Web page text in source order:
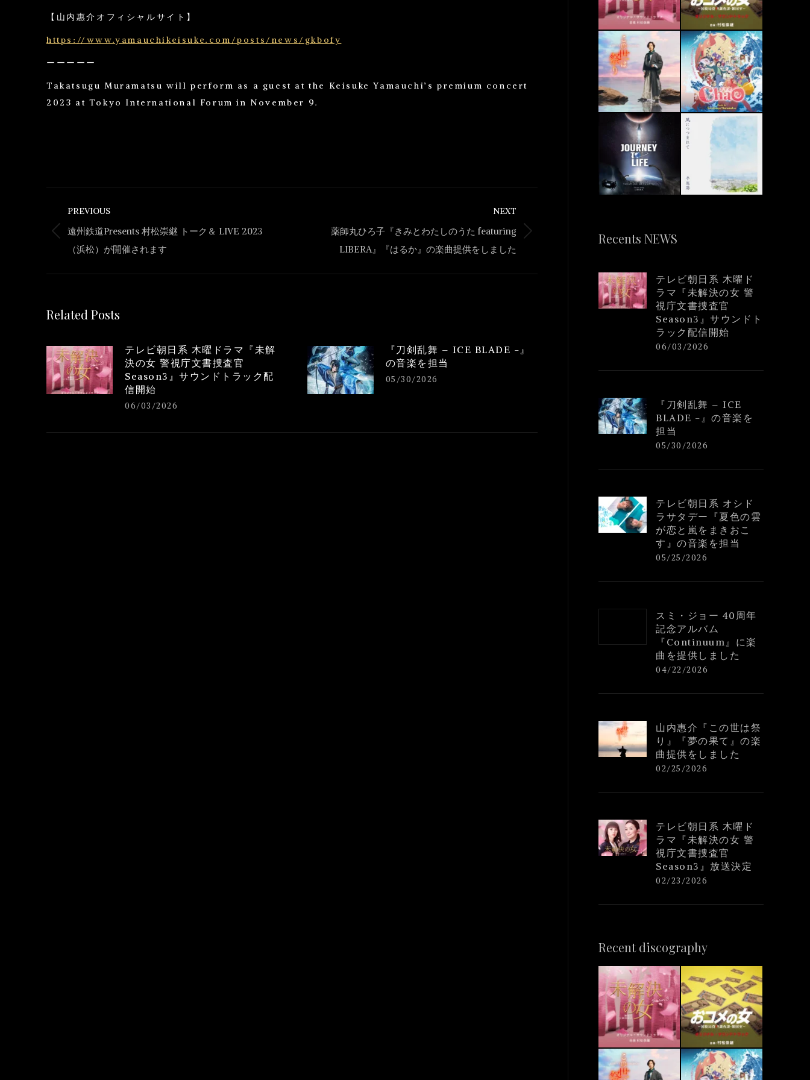
【山内惠介オフィシャルサイト】
https://www.yamauchikeisuke.com/posts/news/gkbofy
ーーーーー
Takatsugu Muramatsu will perform as a guest at the Keisuke Yamauchi’s premium concert
2023 at Tokyo International Forum in November 9.
navigation
PREVIOUS
Previous
post:
遠州鉄道Presents 村松崇継 トーク＆ LIVE 2023
（浜松）が開催されます
NEXT
薬師丸ひろ子『きみとわたしのうた featuring
LIBERA』『はるか』の楽曲提供をしました
Related Posts
テレビ朝日系 木曜ドラマ『未解
決の女 警視庁文書捜査官
Season3』サウンドトラック配
信開始
06/03/2026
『刀剣乱舞 – ICE BLADE -』
の音楽を担当
05/30/2026
Recents NEWS
テレビ朝日系 木曜ド
ラマ『未解決の女 警
視庁文書捜査官
Season3』サウンドト
ラック配信開始
06/03/2026
『刀剣乱舞 – ICE
BLADE -』の音楽を
担当
05/30/2026
テレビ朝日系 オシド
ラサタデー『夏色の雲
が恋と嵐をまきおこ
す』の音楽を担当
05/25/2026
スミ・ジョー 40周年
記念アルバム
『Continuum』に楽
曲を提供しました
04/22/2026
山内惠介『この世は祭
り』『夢の果て』の楽
曲提供をしました
02/25/2026
テレビ朝日系 木曜ド
ラマ『未解決の女 警
視庁文書捜査官
Season3』放送決定
02/23/2026
Recent discography